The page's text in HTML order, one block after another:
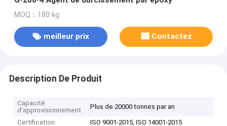
MOQ：180 kg
meilleur prix Contactez
Description De Produit
Capacité
d'approvisionnement
Plus de 20000 tonnes par an
Certification
ISO 9001-2015, ISO 14001-2015